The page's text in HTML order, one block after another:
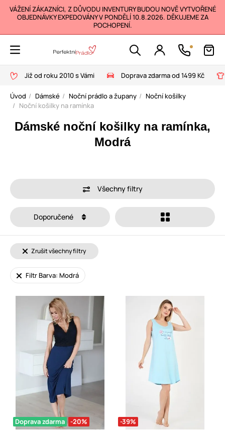
VÁŽENÍ ZÁKAZNÍCI, Z DŮVODU INVENTURY BUDOU NOVĚ VYTVOŘENÉ
OBJEDNÁVKY EXPEDOVÁNY V PONDĚLÍ 10.8.2026. DĚKUJEME ZA
POCHOPENÍ.
Již od roku 2010 s Vámi Doprava zdarma od 1499 Kč
Úvod Dámské Noční prádlo a župany
Noční košilky
Noční košilky na ramínka
Dámské noční košilky na ramínka,
Modrá
Všechny filtry
Doporučené
Zrušit všechny filtry
Filtr Barva: Modrá
Doprava zdarma -20% -39%